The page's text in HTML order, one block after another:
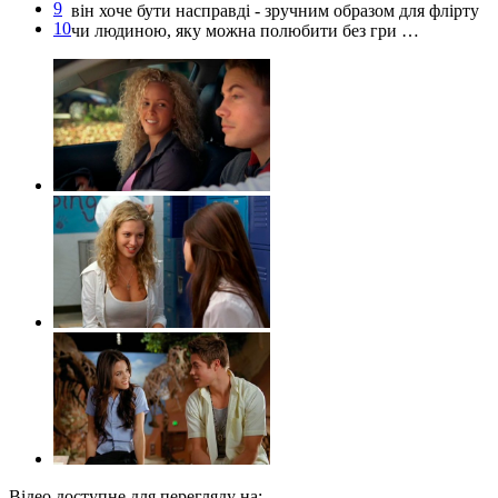
9
10
він хоче бути насправді - зручним образом для флірту
чи людиною, яку можна полюбити без гри …